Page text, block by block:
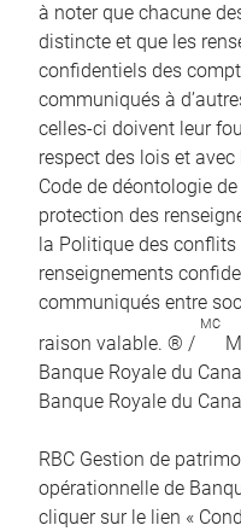
à noter que chacune
distincte et que les
confidentiels des
communiqués à
celles-ci doivent leur
respect des lois et
Code de déontologie
protection des
la Politique des conflits
renseignements
communiqués entre
raison valable. ® /
MC
Banque Royale du
Banque Royale du
RBC Gestion de
opérationnelle de
cliquer sur le lien «